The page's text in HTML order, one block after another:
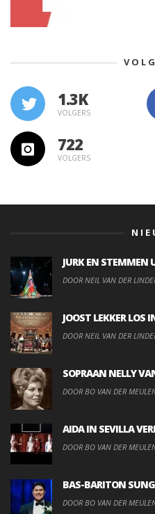
1.3K
VOLGERS
722
VOLGERS
JURK EN STEMMEN
DOOR NEIL VAN DER
JOOST LEKKER LOS
DOOR NEIL VAN DER
SOPRAAN NELLY
DOOR BO VAN DER
AIDA IN SEVILLA
DOOR BO VAN DER
BAS-BARITON
DOOR BO VAN DER